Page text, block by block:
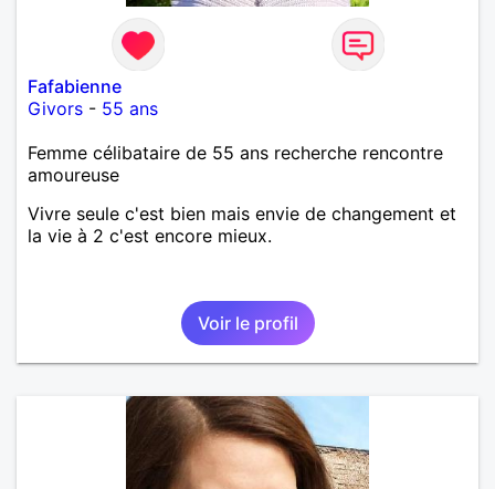
Fafabienne
Givors - 55 ans
Femme célibataire de 55 ans recherche rencontre
amoureuse
Vivre seule c'est bien mais envie de changement et
la vie à 2 c'est encore mieux.
Voir le profil